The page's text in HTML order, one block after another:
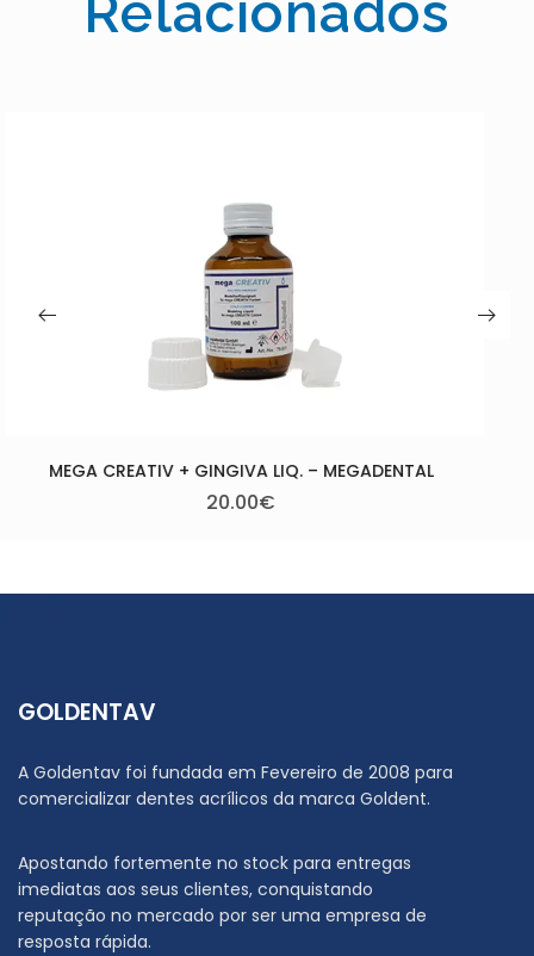
Relacionados
20.00
GOLDENTAV
A Goldentav foi fundada em Fevereiro de 2008 para
comercializar dentes acrílicos da marca Goldent.
Apostando fortemente no stock para entregas
imediatas aos seus clientes, conquistando
reputação no mercado por ser uma empresa de
resposta rápida.